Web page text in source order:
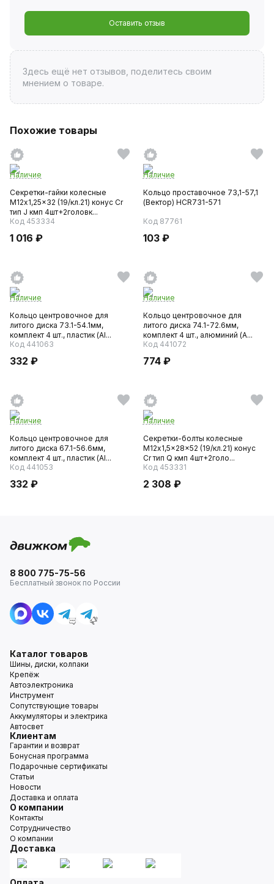
Оставить отзыв
Здесь ещё нет отзывов, поделитесь своим
мнением о товаре.
Похожие товары
Наличие
Секретки-гайки колесные
М12x1,25x32 (19/кл.21) конус Cr
тип J кмп 4шт+2головк...
Код 453334
1 016 ₽
Наличие
Кольцо проставочное 73,1-57,1
(Вектор) HCR731-571
Код 87761
103 ₽
Наличие
Кольцо центровочное для
литого диска 73.1-54.1мм,
комплект 4 шт., пластик (AI...
Код 441063
332 ₽
Наличие
Кольцо центровочное для
литого диска 74.1-72.6мм,
комплект 4 шт., алюминий (A...
Код 441072
774 ₽
Наличие
Кольцо центровочное для
литого диска 67.1-56.6мм,
комплект 4 шт., пластик (AI...
Код 441053
332 ₽
Наличие
Секретки-болты колесные
М12x1,5x28x52 (19/кл.21) конус
Cr тип Q кмп 4шт+2голо...
Код 453331
2 308 ₽
8 800 775-75-56
Бесплатный звонок по России
Каталог товаров
Шины, диски, колпаки
Крепёж
Автоэлектроника
Инструмент
Сопутствующие товары
Аккумуляторы и электрика
Автосвет
Клиентам
Гарантии и возврат
Бонусная программа
Подарочные сертификаты
Статьи
Новости
Доставка и оплата
О компании
Контакты
Сотрудничество
О компании
Доставка